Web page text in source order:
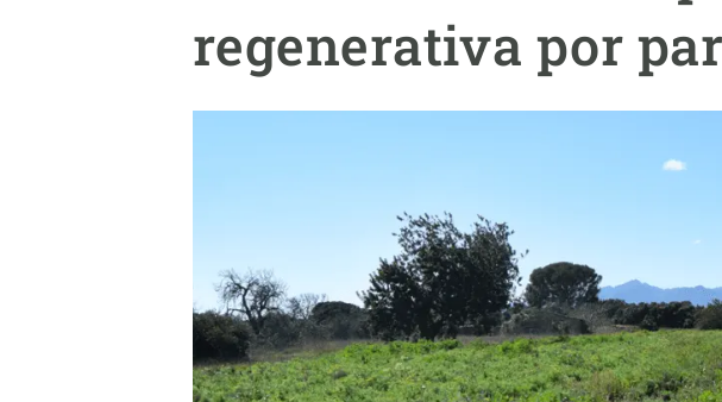
regenerativa por
Equidad, Diversidad e Inclusión (EDI)
Temas transversales
Publicaciones
Eventos anteriores